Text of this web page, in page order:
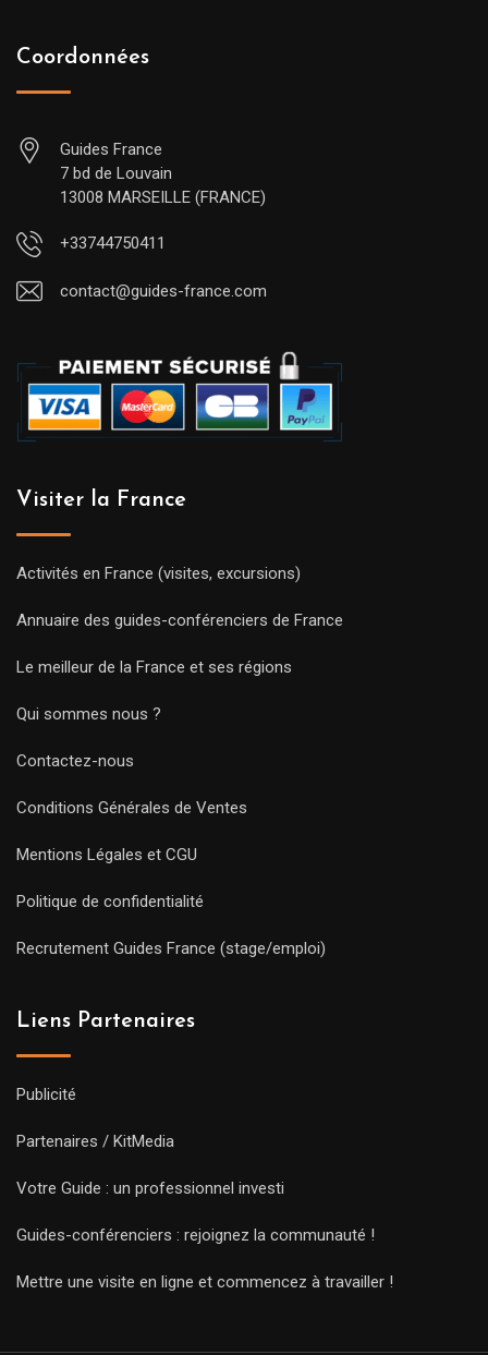
Coordonnées
Guides France
7 bd de Louvain
13008 MARSEILLE (FRANCE)
+33744750411
contact@guides-france.com
Visiter la France
Activités en France (visites, excursions)
Annuaire des guides-conférenciers de France
Le meilleur de la France et ses régions
Qui sommes nous ?
Contactez-nous
Conditions Générales de Ventes
Mentions Légales et CGU
Politique de confidentialité
Recrutement Guides France (stage/emploi)
Liens Partenaires
Publicité
Partenaires / KitMedia
Votre Guide : un professionnel investi
Guides-conférenciers : rejoignez la communauté !
Mettre une visite en ligne et commencez à travailler !